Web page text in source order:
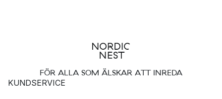
FÖR ALLA SOM ÄLSKAR ATT INREDA
KUNDSERVICE